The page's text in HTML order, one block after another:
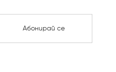
Абонирай се